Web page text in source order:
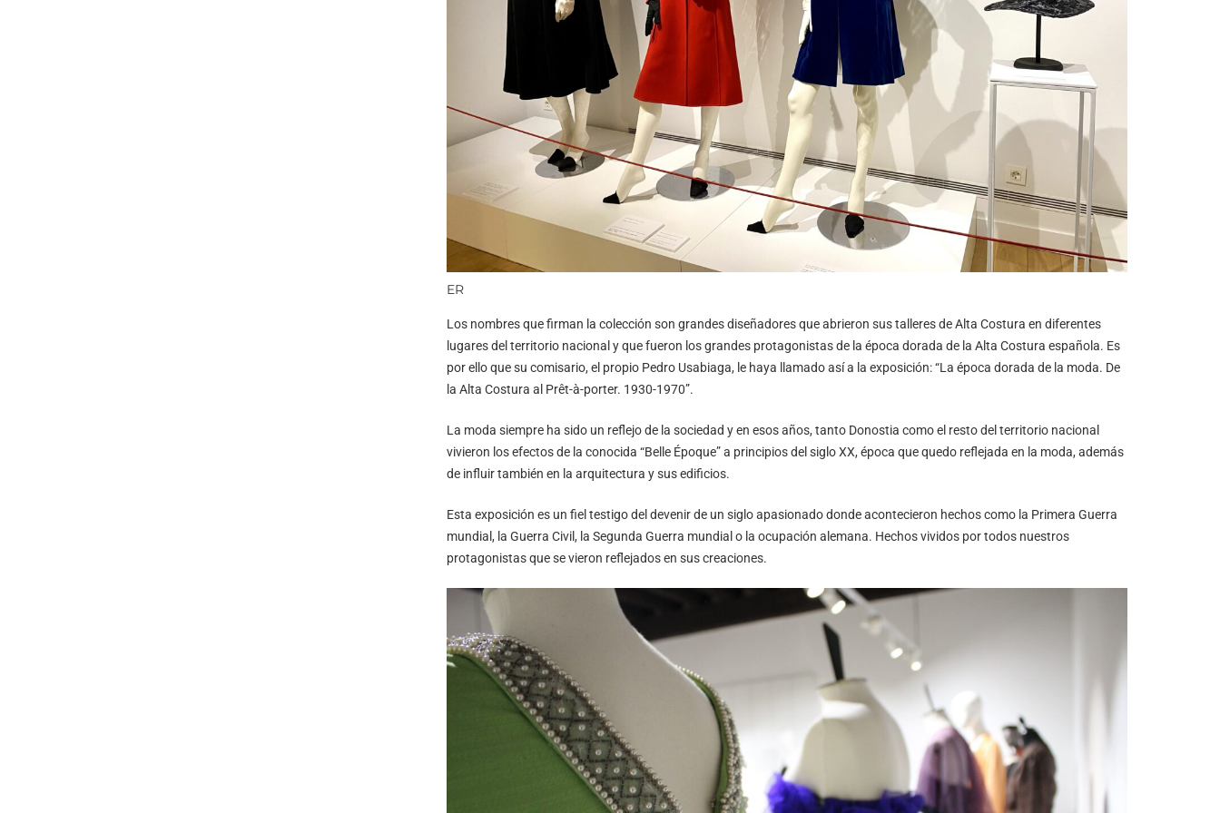
ER
Los nombres que firman la colección son grandes diseñadores que abrieron sus talleres de Alta Costura en diferentes
lugares del territorio nacional y que fueron los grandes protagonistas de la época dorada de la Alta Costura española. Es
por ello que su comisario, el propio Pedro Usabiaga, le haya llamado así a la exposición: “La época dorada de la moda. De
la Alta Costura al Prêt-à-porter. 1930-1970”.
La moda siempre ha sido un reflejo de la sociedad y en esos años, tanto Donostia como el resto del territorio nacional
vivieron los efectos de la conocida “Belle Époque” a principios del siglo XX, época que quedo reflejada en la moda, además
de influir también en la arquitectura y sus edificios.
Esta exposición es un fiel testigo del devenir de un siglo apasionado donde acontecieron hechos como la Primera Guerra
mundial, la Guerra Civil, la Segunda Guerra mundial o la ocupación alemana. Hechos vividos por todos nuestros
protagonistas que se vieron reflejados en sus creaciones.